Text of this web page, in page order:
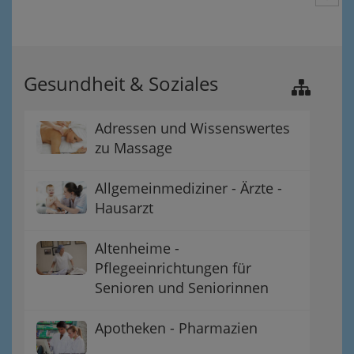
Gesundheit & Soziales
Adressen und Wissenswertes
zu Massage
Allgemeinmediziner - Ärzte -
Hausarzt
Altenheime -
Pflegeeinrichtungen für
Senioren und Seniorinnen
Apotheken - Pharmazien